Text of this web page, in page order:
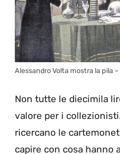
Alessandro Volta mostra la pila
Non tutte le diecimila
valore per i
ricercano le
capire con cosa hanno